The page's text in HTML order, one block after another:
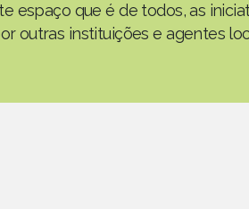
espaço que é de todos, as
outras instituições e agentes